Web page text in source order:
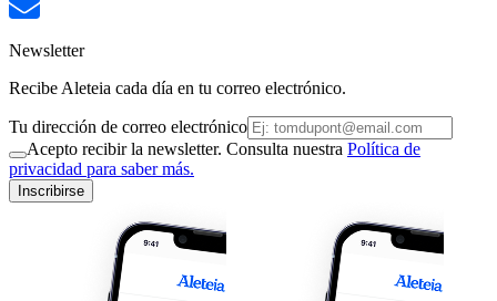
Newsletter
Recibe Aleteia cada día en tu correo electrónico.
Tu dirección de correo electrónico
Acepto recibir la newsletter. Consulta nuestra Política de
privacidad para saber más.
Inscribirse